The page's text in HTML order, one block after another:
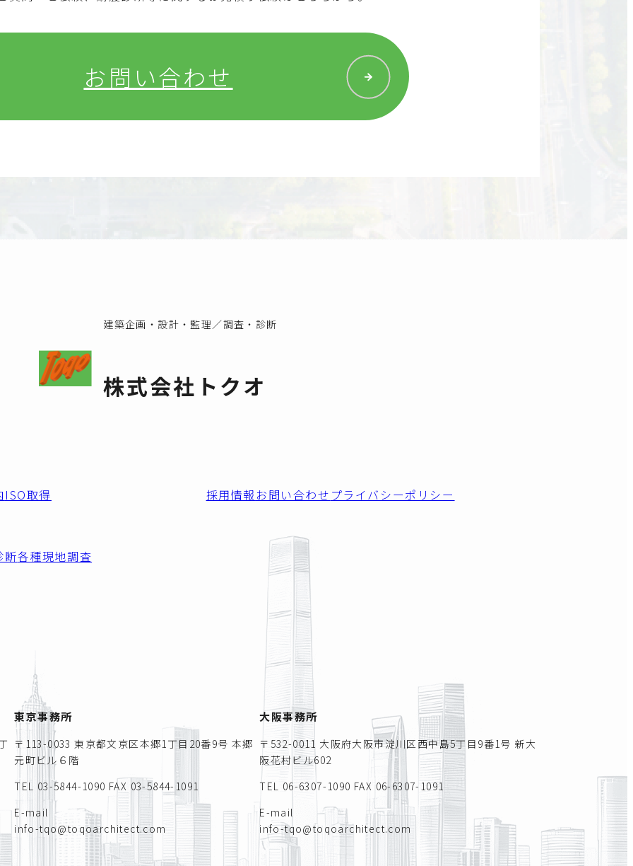
お問い合わせ
建築企画・設計・監理／調査・診断
株式会社トクオ
ISO取得
断各種現地調査
採用情報お問い合わせ プライバシーポリシー
東京事務所
〒113-0033 東京都文京区本郷1丁目20番9号 本郷
元町ビル６階
TEL 03-5844-1090 FAX 03-5844-1091
E-mail
info-tqo@toqoarchitect.com
大阪事務所
〒532-0011 大阪府大阪市淀川区西中島5丁目9番1号 新大
阪花村ビル602
TEL 06-6307-1090 FAX 06-6307-1091
E-mail
info-tqo@toqoarchitect.com